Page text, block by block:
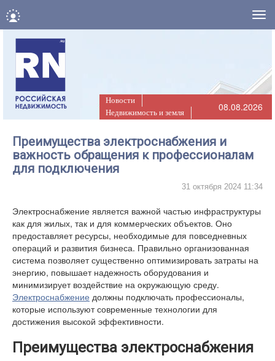
Новости
Недвижимость и земля
08.08.2026
Преимущества электроснабжения и
важность обращения к профессионалам
для подключения
31 октября 2024 11:34
Электроснабжение является важной частью инфраструктуры
как для жилых, так и для коммерческих объектов. Оно
предоставляет ресурсы, необходимые для повседневных
операций и развития бизнеса. Правильно организованная
система позволяет существенно оптимизировать затраты на
энергию, повышает надежность оборудования и
минимизирует воздействие на окружающую среду.
Электроснабжение должны подключать профессионалы,
которые используют современные технологии для
достижения высокой эффективности.
Преимущества электроснабжения